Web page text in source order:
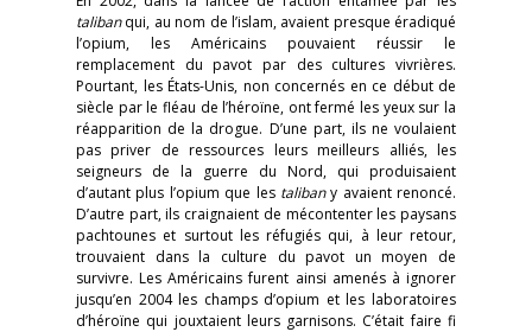
talibanqui, au nom de l’islam, avaient presque éradiqué
l’opium, les Américains pouvaient réussir le
remplacement du pavot par des cultures vivrières.
Pourtant, les États-Unis, non concernés en ce début de
siècle par le fléau de l’héroïne, ont fermé les yeux sur la
réapparition de la drogue. D’une part, ils ne voulaient
pas priver de ressources leurs meilleurs alliés, les
seigneurs de la guerre du Nord, qui produisaient
d’autant plus l’opium que les talibany avaient renoncé.
D’autre part, ils craignaient de mécontenter les paysans
pachtounes et surtout les réfugiés qui, à leur retour,
trouvaient dans la culture du pavot un moyen de
survivre. Les Américains furent ainsi amenés à ignorer
jusqu’en 2004 les champs d’opium et les laboratoires
d’héroïne qui jouxtaient leurs garnisons. C’était faire fi